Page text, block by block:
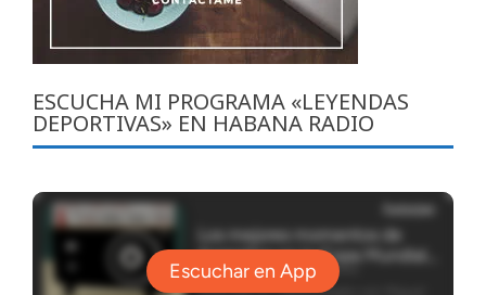
ESCUCHA MI PROGRAMA «LEYENDAS
DEPORTIVAS» EN HABANA RADIO